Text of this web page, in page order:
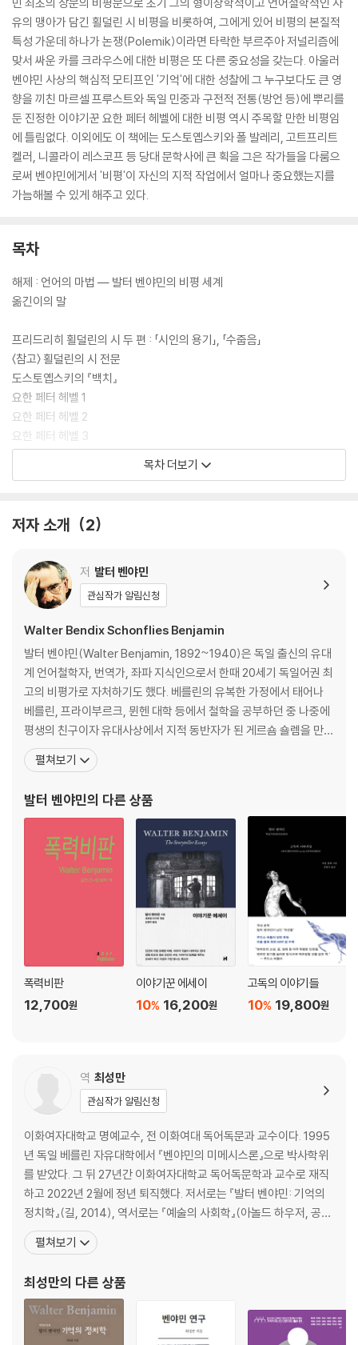
유의 맹아가 담긴 횔덜린 시 비평을 비롯하여, 그에게 있어 비평의 본질적
특성 가운데 하나가 논쟁(Polemik)이라면 타락한 부르주아 저널리즘에
맞서 싸운 카를 크라우스에 대한 비평은 또 다른 중요성을 갖는다. 아울러
벤야민 사상의 핵심적 모티프인 '기억'에 대한 성찰에 그 누구보다도 큰 영
향을 끼친 마르셀 프루스트와 독일 민중과 구전적 전통(방언 등)에 뿌리를
둔 진정한 이야기꾼 요한 페터 헤벨에 대한 비평 역시 주목할 만한 비평임
에 틀림없다. 이외에도 이 책에는 도스토옙스키와 폴 발레리, 고트프리트
켈러, 니콜라이 레스코프 등 당대 문학사에 큰 획을 그은 작가들을 다룸으
로써 벤야민에게서 '비평'이 자신의 지적 작업에서 얼마나 중요했는지를
가늠해볼 수 있게 해주고 있다.
목차
해제 : 언어의 마법 ― 발터 벤야민의 비평 세계
옮긴이의 말
프리드리히 횔덜린의 시 두 편 : 「시인의 용기」, 「수줍음」
〈참고〉 횔덜린의 시 전문
도스토옙스키의 『백치』
요한 페터 헤벨 1
요한 페터 헤벨 2
요한 페터 헤벨 3
헤벨을 새로운 찬미자로부터 방어하며
카를 크라우스
오늘날 프랑스 작가들의 사회적 위치에 대하여
이야기꾼 : 니콜라이 레스코프의 작품에 대한 고찰
〈이야기꾼 관련 자료〉
벽난로 가에서
요한 페터 헤벨, 「뜻밖의 재회」
「이야기꾼」 관련 노트
소설의 위기 : 알프레트 되블린의 『베를린 알렉산더 광장』
〈보충자료〉
이력서
문학비평에 대하여
목차 더보기
저자 소개 2
저 발터 벤야민
관심작가 알림신청
Walter Bendix Schonflies Benjamin
발터 벤야민(Walter Benjamin, 1892~1940)은 독일 출신의 유대
계 언어철학자, 번역가, 좌파 지식인으로서 한때 20세기 독일어권 최
고의 비평가로 자처하기도 했다. 베를린의 유복한 가정에서 태어나
베를린, 프라이부르크, 뮌헨 대학 등에서 철학을 공부하던 중 나중에
평생의 친구이자 유대사상에서 지적 동반자가 된 게르숌 숄렘을 만난
다. 전쟁을 피해 스위스로 간 그는 1919년 「독일 낭만주의의 예술비
평 개념」에 대한 연구로 베른 대학에서 최우등으로 박사학위를 취득
24년 교수자격 논문인 「독일
펼쳐보기
발터 벤야민의 다른 상품
폭력비판
12,700원
이야기꾼 에세이
16,200원
10%
고독의 이야기들
19,800원
10%
역 최성만
관심작가 알림신청
이화여자대학교 명예교수, 전 이화여대 독어독문과 교수이다. 1995
년 독일 베를린 자유대학에서 『벤야민의 미메시스론』으로 박사학위
를 받았다. 그 뒤 27년간 이화여자대학교 독어독문학과 교수로 재직
하고 2022년 2월에 정년 퇴직했다. 저서로는 『발터 벤야민: 기억의
정치학』(길, 2014), 역서로는 『예술의 사회학』(아놀드 하우저, 공
역| 한길사), 『윤이상의 음악세계』(공역| 한길사), 『한 우정의 역사:
발터 벤야민을 추억하며』(게르숌 숄렘, 한길사, 2002), 『아방가르드
한길사, 2009
펼쳐보기
최성만의 다른 상품